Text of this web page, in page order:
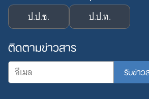
ป.ป.ช. ป.ป.ท.
ติดตามข่าวสาร